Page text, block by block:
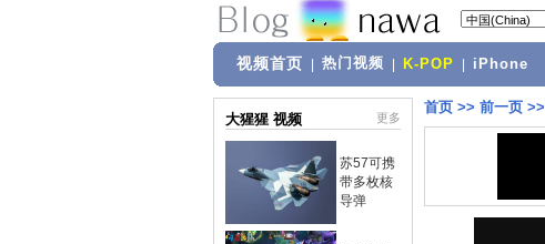
视频首页 热门视频 K-POP iPhone
大猩猩 视频 更多
苏57可携
带多枚核
导弹
首页 >> 前一页 >>